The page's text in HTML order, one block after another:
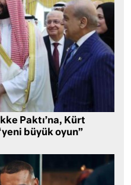
Paktı’na, Kürt
büyük oyun”